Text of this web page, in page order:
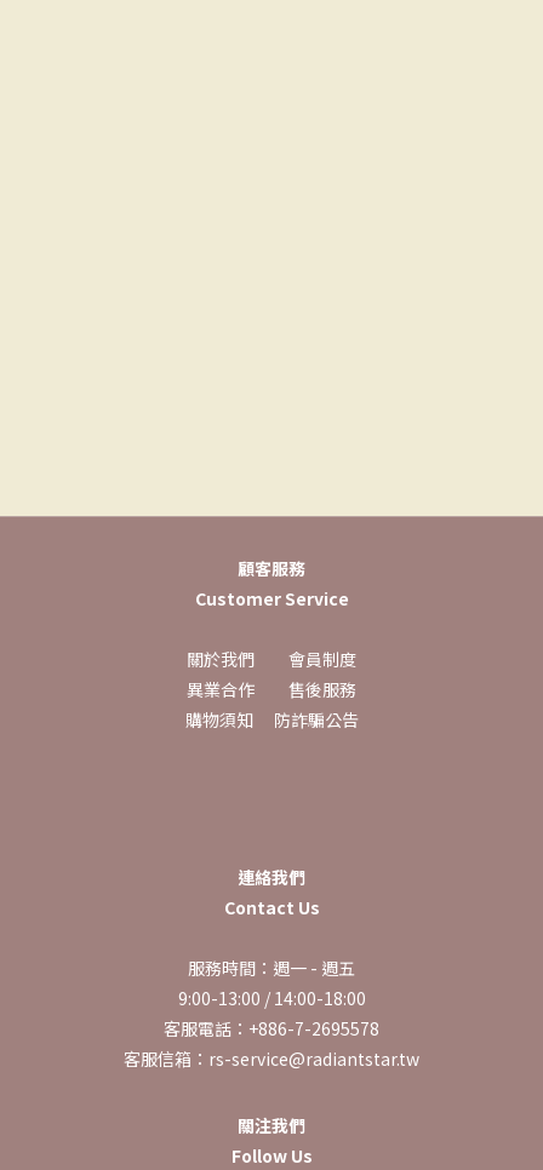
顧客服務
Customer Service
關於我們
會員制度
異業合作
售後服務
購物須知
防詐騙公告
連絡我們
Contact Us
服務時間：週一 - 週五
9:00-13:00 / 14:00-18:00
客服電話：+886-7-2695578
客服信箱：rs-service@radiantstar.tw
關注我們
Follow Us